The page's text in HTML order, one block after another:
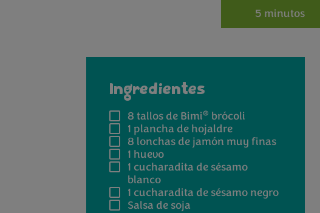
5 minutos
Ingredientes
8 tallos de Bimi® brócoli
1 plancha de hojaldre
8 lonchas de jamón muy finas
1 huevo
1 cucharadita de sésamo
blanco
1 cucharadita de sésamo negro
Salsa de soja